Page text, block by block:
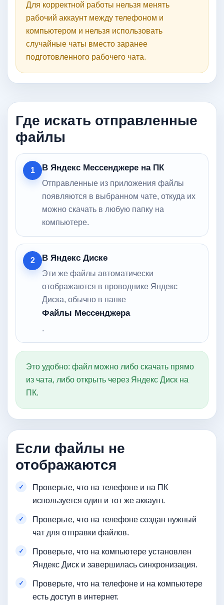
Для корректной работы нельзя менять
рабочий аккаунт между телефоном и
компьютером и нельзя использовать
случайные чаты вместо заранее
подготовленного рабочего чата.
Где искать отправленные
файлы
1 В Яндекс Мессенджере на ПК
Отправленные из приложения файлы
появляются в выбранном чате, откуда их
можно скачать в любую папку на
компьютере.
2 В Яндекс Диске
Эти же файлы автоматически
отображаются в проводнике Яндекс
Диска, обычно в папке
Файлы Мессенджера
.
Это удобно: файл можно либо скачать прямо
из чата, либо открыть через Яндекс Диск на
ПК.
Если файлы не
отображаются
Проверьте, что на телефоне и на ПК
используется один и тот же аккаунт.
Проверьте, что на телефоне создан нужный
чат для отправки файлов.
Проверьте, что на компьютере установлен
Яндекс Диск и завершилась синхронизация.
Проверьте, что на телефоне и на компьютере
есть доступ в интернет.